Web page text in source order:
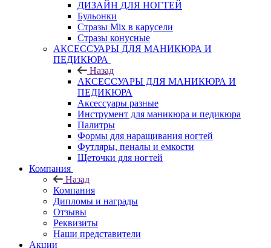
ДИЗАЙН ДЛЯ НОГТЕЙ
Бульонки
Стразы Mix в карусели
Стразы конусные
АКСЕССУАРЫ ДЛЯ МАНИКЮРА И
ПЕДИКЮРА
Назад
АКСЕССУАРЫ ДЛЯ МАНИКЮРА И
ПЕДИКЮРА
Аксессуары разные
Инструмент для маникюра и педикюра
Палитры
Формы для наращивания ногтей
Футляры, пеналы и емкости
Щеточки для ногтей
Компания
Назад
Компания
Дипломы и награды
Отзывы
Реквизиты
Наши представители
Акции